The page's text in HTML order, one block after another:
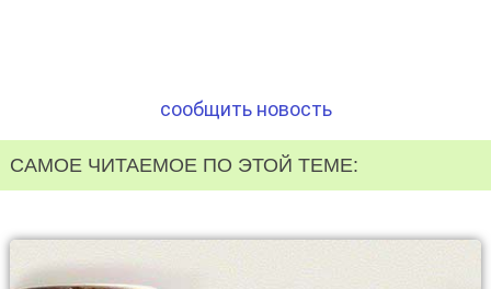
сообщить новость
САМОЕ ЧИТАЕМОЕ ПО ЭТОЙ ТЕМЕ: